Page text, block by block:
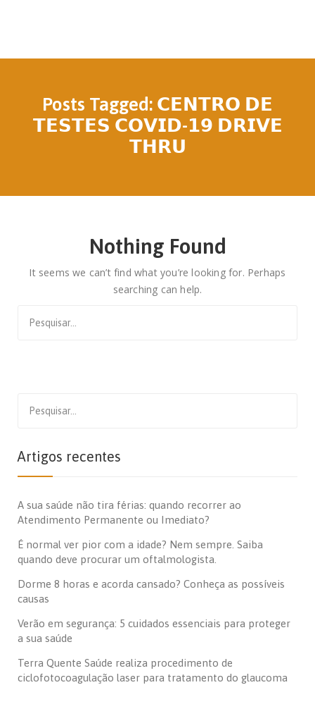
Posts Tagged: 𝗖𝗘𝗡𝗧𝗥𝗢 𝗗𝗘
𝗧𝗘𝗦𝗧𝗘𝗦 𝗖𝗢𝗩𝗜𝗗-𝟭𝟵 𝗗𝗥𝗜𝗩𝗘
𝗧𝗛𝗥𝗨
Nothing Found
It seems we can’t find what you’re looking for. Perhaps
searching can help.
for:
for:
Artigos recentes
A sua saúde não tira férias: quando recorrer ao
Atendimento Permanente ou Imediato?
É normal ver pior com a idade? Nem sempre. Saiba
quando deve procurar um oftalmologista.
Dorme 8 horas e acorda cansado? Conheça as possíveis
causas
Verão em segurança: 5 cuidados essenciais para proteger
a sua saúde
Terra Quente Saúde realiza procedimento de
ciclofotocoagulação laser para tratamento do glaucoma